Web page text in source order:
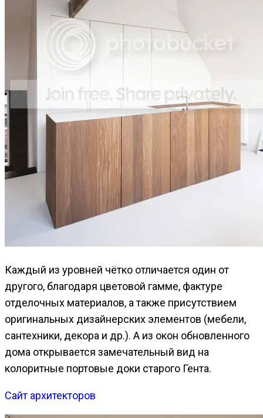
Каждый из уровней чётко отличается один от
другого, благодаря цветовой гамме, фактуре
отделочных материалов, а также присутствием
оригинальных дизайнерских элементов (мебели,
сантехники, декора и др.). А из окон обновленного
дома открывается замечательный вид на
колоритные портовые доки старого Гента.
Сайт архитекторов